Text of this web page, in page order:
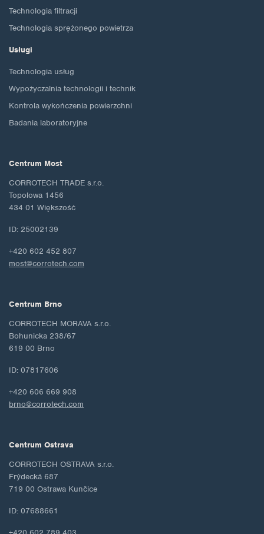
Technologia filtracji
Technologia sprężonego powietrza
Usługi
Technologia usług
Wypożyczalnia technologii i technik
Kontrola wykończenia powierzchni
Badania laboratoryjne
Centrum Most
CORROTECH TRADE s.r.o.
Topolowa 1456
434 01 Większość
ID: 25002139
+420 602 452 807
most@corrotech.com
Centrum Brno
CORROTECH MORAVA s.r.o.
Bohunicka 238/67
619 00 Brno
ID: 07817606
+420 606 669 908
brno@corrotech.com
Centrum Ostrava
CORROTECH OSTRAVA s.r.o.
Frýdecká 687
719 00 Ostrawa Kunčice
ID: 07688661